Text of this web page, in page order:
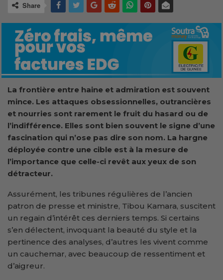
Share
La frontière entre haine et admiration est souvent
mince. Les attaques obsessionnelles, outrancières
et nourries sont rarement le fruit du hasard ou de
l’indifférence. Elles sont bien souvent le signe d’une
fascination qui n’ose pas dire son nom. La hargne
déployée contre une cible est à la mesure de
l’importance que celle-ci revêt aux yeux de son
détracteur.
Assurément, les tribunes régulières de l’ancien
patron de presse et ministre, Tibou Kamara, suscitent
un regain d’intérêt ces derniers temps. Si certains
s’en délectent, invoquant la beauté du style et la
pertinence des analyses, d’autres les vivent comme
un cauchemar, avec beaucoup de ressentiment et
d’aigreur.